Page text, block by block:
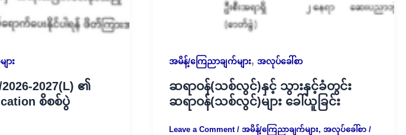
ား
2027(L) ၏
စိစစ်ပွဲ
အမိန့်/ကြေညာချက်များ, အလုပ်ခေါ်စာ
ဆရာဝန်(သစ်လွင်)နှင့် သွားနှင့်ခံတွင်း
ဆရာဝန်(သစ်လွင်)များ ခေါ်ယူခြင်း
Leave a Comment / အမိန့်/ကြေညာချက်များ, အလုပ်ခေါ်စာ/